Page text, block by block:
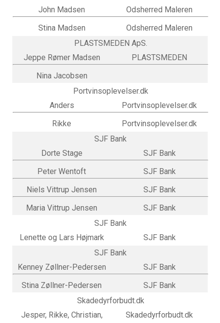
John Madsen
Odsherred Maleren
Stina Madsen
Odsherred Maleren
PLASTSMEDEN ApS.
Jeppe Rømer Madsen
PLASTSMEDEN
Nina Jacobsen
Portvinsoplevelser.dk
Anders
Portvinsoplevelser.dk
Rikke
Portvinsoplevelser.dk
SJF Bank
Dorte Stage
SJF Bank
Peter Wentoft
SJF Bank
Niels Vittrup Jensen
SJF Bank
Maria Vittrup Jensen
SJF Bank
SJF Bank
Lenette og Lars Højmark
SJF Bank
SJF Bank
Kenney Zøllner-Pedersen
SJF Bank
Stina Zøllner-Pedersen
SJF Bank
Skadedyrforbudt.dk
Jesper, Rikke, Christian,
Skadedyrforbudt.dk